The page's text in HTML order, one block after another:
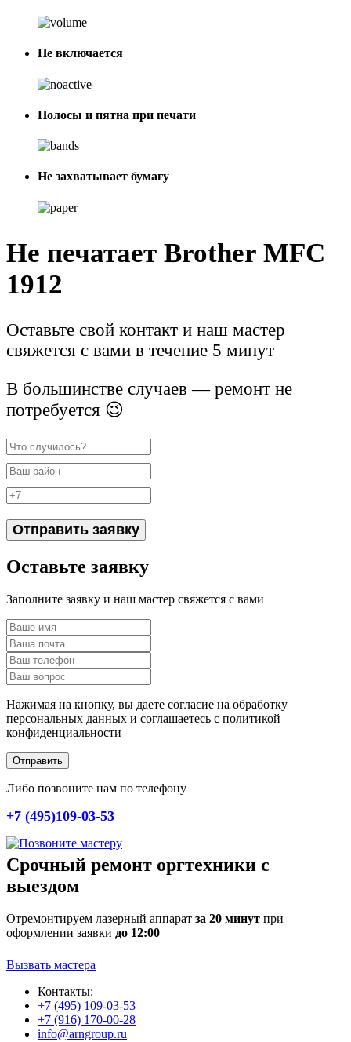
Не включается
Полосы и пятна при печати
Не захватывает бумагу
Не печатает Brother MFC
1912
Оставьте свой контакт и наш мастер
свяжется с вами в течение 5 минут
В большинстве случаев — ремонт не
потребуется 😉
Отправить заявку
Оставьте заявку
Заполните заявку и наш мастер свяжется с вами
Нажимая на кнопку, вы даете согласие на обработку
персональных данных и соглашаетесь c политикой
конфиденциальности
Отправить
Либо позвоните нам по телефону
+7 (495)109-03-53
Срочный ремонт оргтехники с
выездом
Отремонтируем лазерный аппарат за 20 минут при
оформлении заявки до 12:00
Вызвать мастера
Контакты:
+7 (495) 109-03-53
+7 (916) 170-00-28
info@arngroup.ru